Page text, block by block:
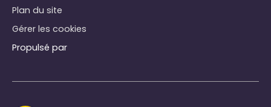
Plan du site
Gérer les cookies
Propulsé par